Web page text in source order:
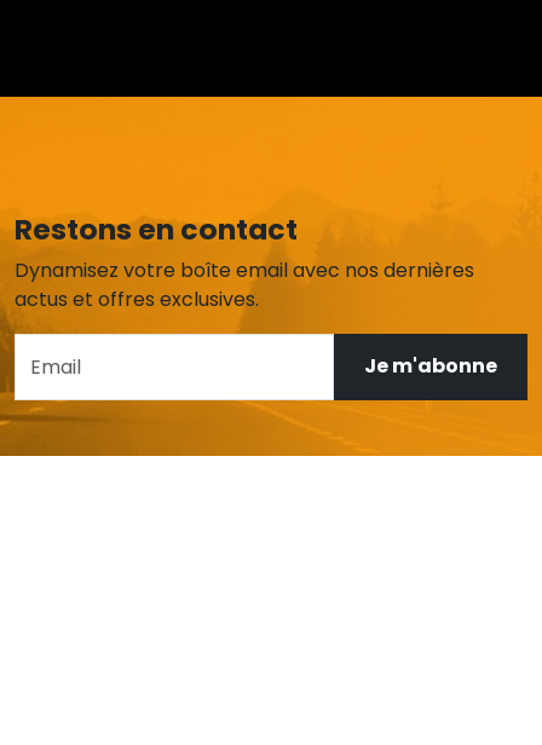
Restons en contact
Dynamisez votre boîte email avec nos dernières
actus et offres exclusives.
Je m'abonne